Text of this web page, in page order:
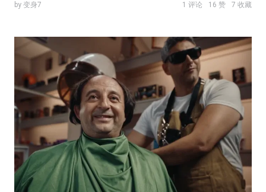
by 变身7 1 评论 16 赞 7 收藏